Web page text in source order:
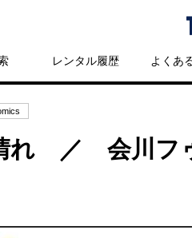
レンタル履歴 よくあ
れ ／ 会川フ